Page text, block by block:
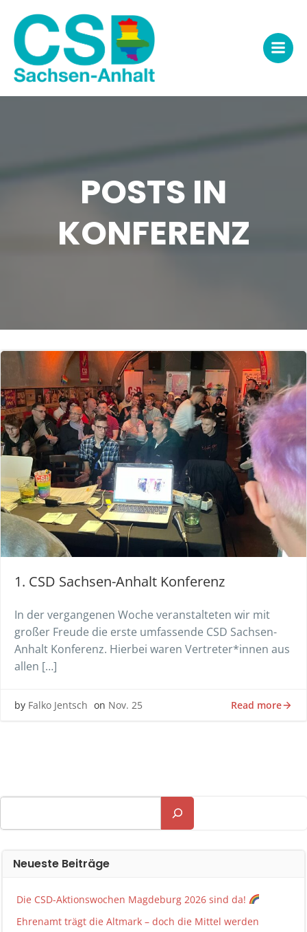
springen
POSTS IN
KONFERENZ
1. CSD Sachsen-Anhalt Konferenz
In der vergangenen Woche veranstalteten wir mit
großer Freude die erste umfassende CSD Sachsen-
Anhalt Konferenz. Hierbei waren Vertreter*innen aus
allen […]
by Falko Jentsch on Nov. 25 Read more
Suchen
Neueste Beiträge
Die CSD-Aktionswochen Magdeburg 2026 sind da!
Ehrenamt trägt die Altmark – doch die Mittel werden